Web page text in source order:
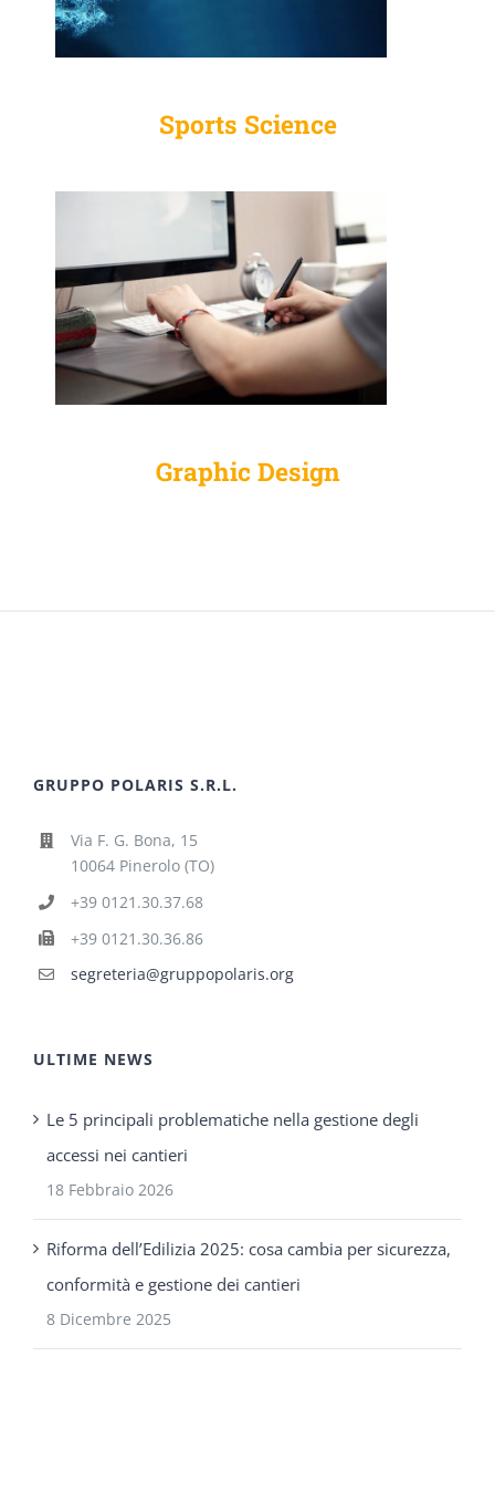
Sports Science
Graphic Design
GRUPPO POLARIS S.R.L.
Via F. G. Bona, 15
10064 Pinerolo (TO)
+39 0121.30.37.68
+39 0121.30.36.86
segreteria@gruppopolaris.org
ULTIME NEWS
Le 5 principali problematiche nella gestione degli
accessi nei cantieri
18 Febbraio 2026
Riforma dell’Edilizia 2025: cosa cambia per sicurezza,
conformità e gestione dei cantieri
8 Dicembre 2025